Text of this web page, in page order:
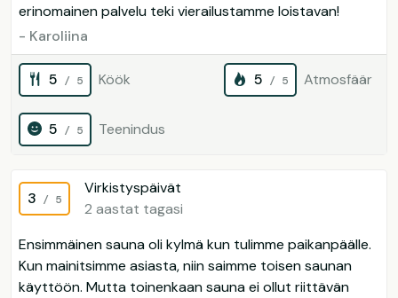
erinomainen palvelu teki vierailustamme loistavan!
- Karoliina
5 / 5 Köök 5 / 5 Atmosfäär
5 / 5 Teenindus
3 / 5
Virkistyspäivät
2 aastat tagasi
Ensimmäinen sauna oli kylmä kun tulimme paikanpäälle.
Kun mainitsimme asiasta, niin saimme toisen saunan
käyttöön. Mutta toinenkaan sauna ei ollut riittävän